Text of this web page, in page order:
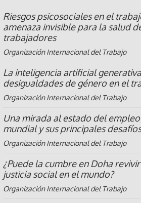
Riesgos psicosociales en el
amenaza invisible para la salud
trabajadores
Organización Internacional del Trabajo
La inteligencia artificial
desigualdades de género en el
Organización Internacional del Trabajo
Una mirada al estado del empleo
mundial y sus principales desafíos
Organización Internacional del Trabajo
¿Puede la cumbre en Doha
justicia social en el mundo?
Organización Internacional del Trabajo